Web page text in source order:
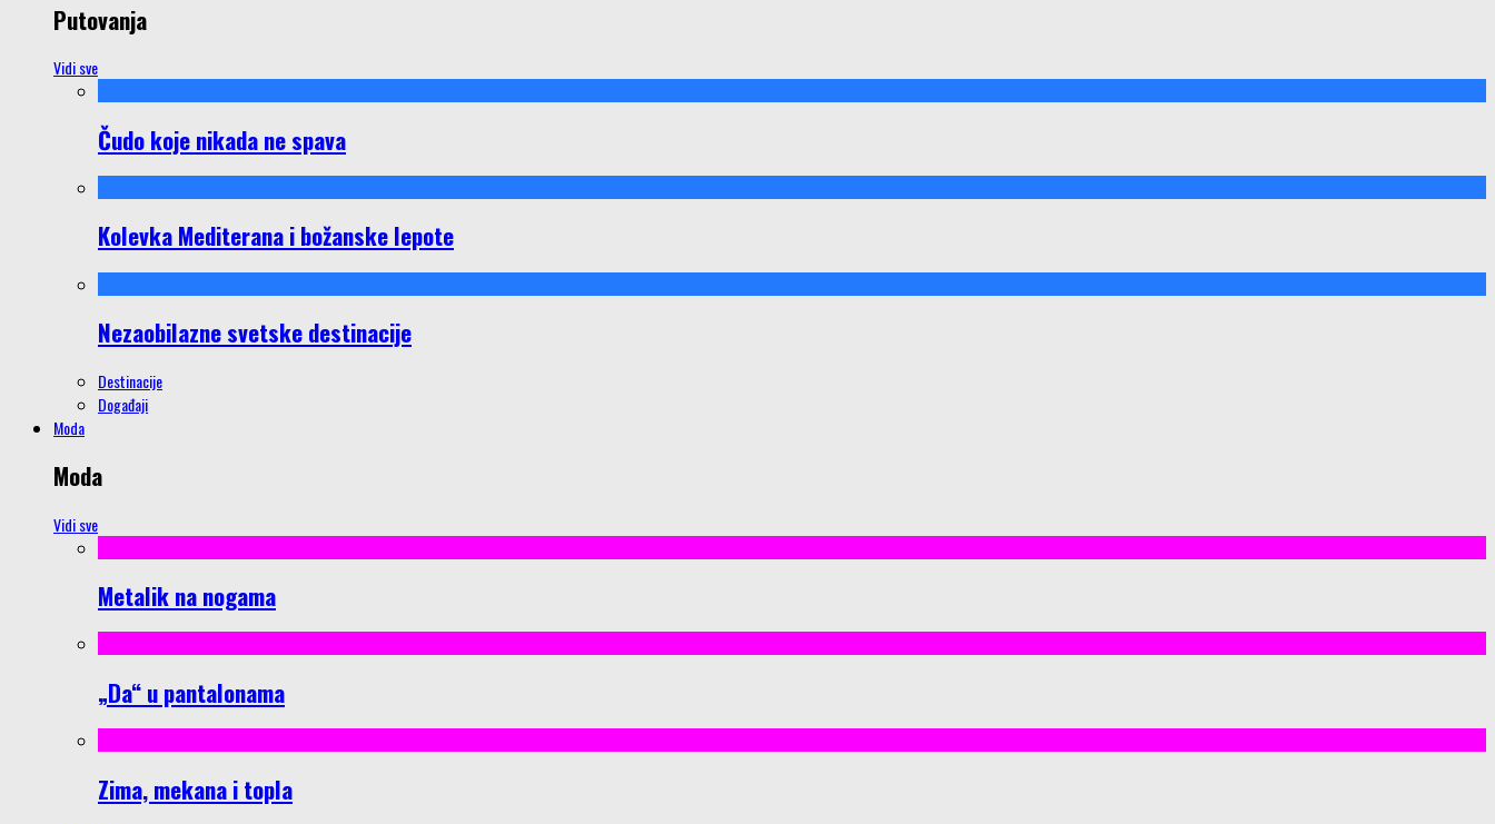
Putovanja
Vidi sve
Čudo koje nikada ne spava
Kolevka Mediterana i božanske lepote
Nezaobilazne svetske destinacije
Destinacije
Događaji
Moda
Moda
Vidi sve
Metalik na nogama
„Da“ u pantalonama
Zima, mekana i topla